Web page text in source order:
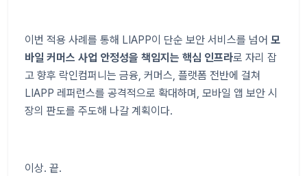
이번 적용 사례를 통해 LIAPP이 단순 보안 서비스를 넘어 모
바일 커머스 사업 안정성을 책임지는 핵심 인프라로 자리 잡
고 향후 락인컴퍼니는 금융, 커머스, 플랫폼 전반에 걸쳐
LIAPP 레퍼런스를 공격적으로 확대하며 , 모바일 앱 보안 시
장의 판도를 주도해 나갈 계획이다.
이상. 끝.